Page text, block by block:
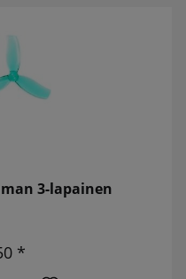
3-lapainen
*